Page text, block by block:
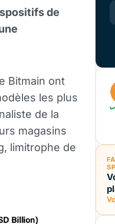
de
Bitmain ont
les plus
de la
magasins
limitrophe de